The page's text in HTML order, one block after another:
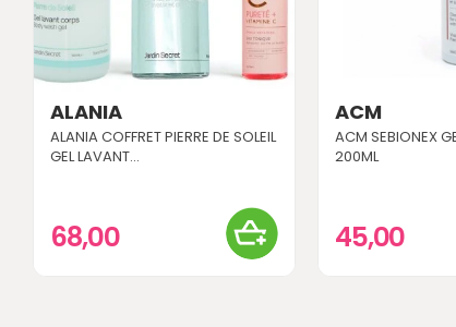
ALANIA
ALANIA COFFRET PIERRE DE SOLEIL
GEL LAVANT...
68,00
ACM
ACM SEBIONEX
200ML
45,00